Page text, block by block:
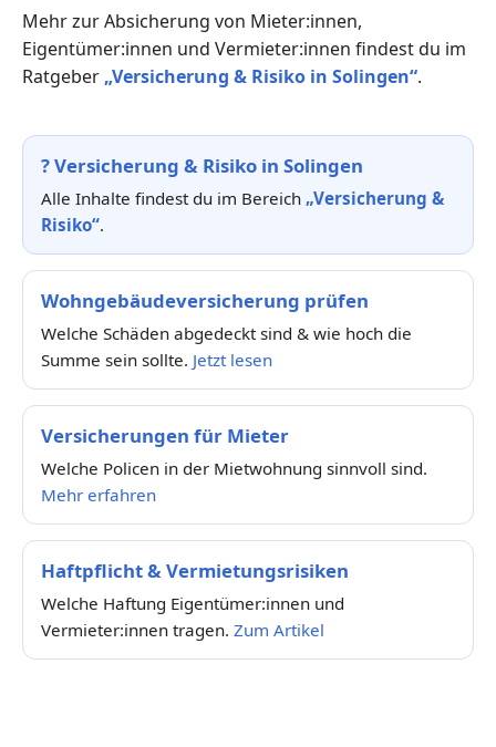
Mehr zur Absicherung von Mieter:innen,
Eigentümer:innen und Vermieter:innen findest du im
Ratgeber „Versicherung & Risiko in Solingen“.
?Versicherung & Risiko in Solingen
Alle Inhalte findest du im Bereich „Versicherung &
Risiko“.
Wohngebäudeversicherung prüfen
Welche Schäden abgedeckt sind & wie hoch die
Summe sein sollte. Jetzt lesen
Versicherungen für Mieter
Welche Policen in der Mietwohnung sinnvoll sind.
Mehr erfahren
Haftpflicht & Vermietungsrisiken
Welche Haftung Eigentümer:innen und
Vermieter:innen tragen. Zum Artikel